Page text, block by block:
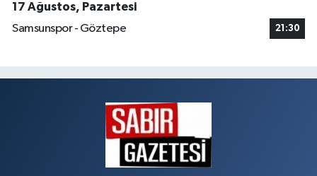
17 Ağustos, Pazartesi
Samsunspor - Göztepe
21:30